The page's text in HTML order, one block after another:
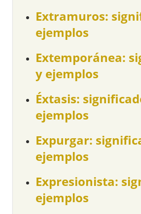
Extramuros:
ejemplos
Extemporánea:
y ejemplos
Éxtasis:
ejemplos
Expurgar:
ejemplos
Expresionista:
ejemplos